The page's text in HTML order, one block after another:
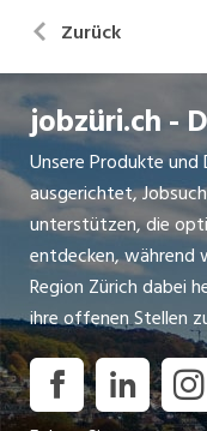
Zurück
jobzüri.ch -
Unsere Produkte
ausgerichtet,
unterstützen, die
entdecken, während
Region Zürich dabei
ihre offenen Stellen